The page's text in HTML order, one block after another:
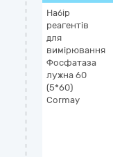
Набір
реагентів
для
вимірювання
Фосфатаза
лужна 60
(5*60)
Cormay